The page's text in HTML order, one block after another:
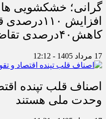
گرانی؛ خشکشویی‌ ها
افزایش
کاهش۴۰درصدی تقاضا
17 مرداد 1405 - 12:12
اصناف قلب تپنده
وحدت ملی هستند